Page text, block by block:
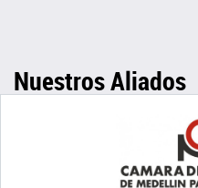
Nuestros Aliados